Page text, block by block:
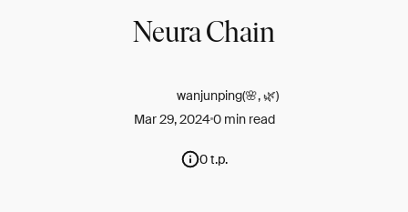
Neura Chain
wanjunping(🌸, 🌿)
Mar 29, 20240 min read
0 t.p.